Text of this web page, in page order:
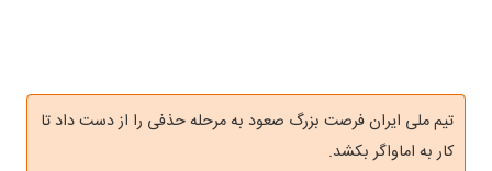
تیم ملی ایران فرصت بزرگ صعود به مرحله حذفی را از دست داد تا
کار به اماواگر بکشد.